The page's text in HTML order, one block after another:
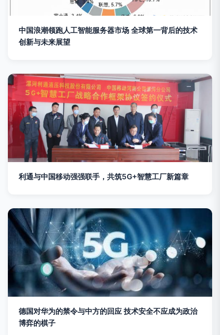
中国浪潮领跑人工智能服务器市场 全球第一背后的技术
创新与未来展望
利通与中国移动强强联手，共筑5G+智慧工厂新篇章
德国对华为的禁令与中方的回应 技术安全不应成为政治
博弈的棋子